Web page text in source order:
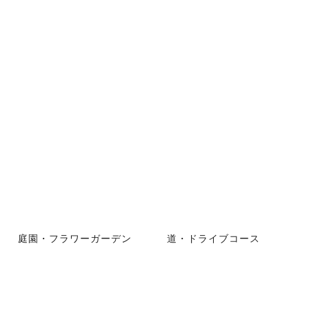
庭園・フラワーガーデン 道・ドライブコース